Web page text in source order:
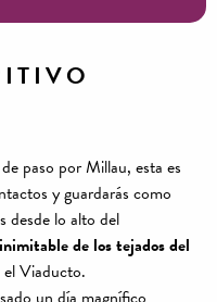
paso por Millau, esta es
y guardarás como
desde lo alto del
de los tejados del
el Viaducto.